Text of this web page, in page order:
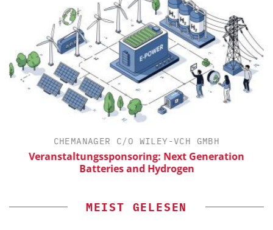
CHEMANAGER C/O WILEY-VCH GMBH
Veranstaltungssponsoring: Next Generation
Batteries and Hydrogen
MEIST GELESEN